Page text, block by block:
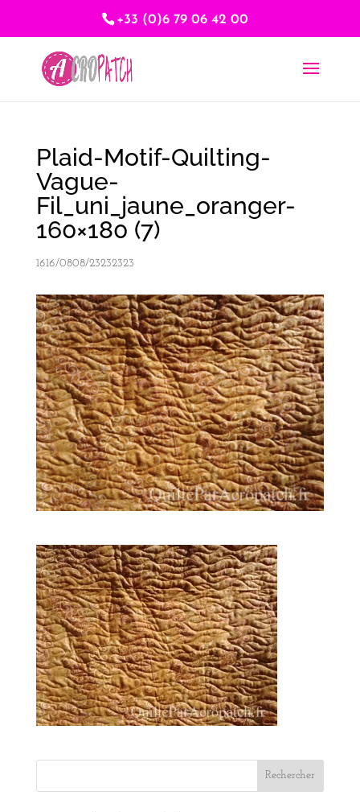
+33 (0)6 79 06 42 00
Plaid-Motif-Quilting-
Vague-
Fil_uni_jaune_oranger-
160×180 (7)
1616/0808/23232323